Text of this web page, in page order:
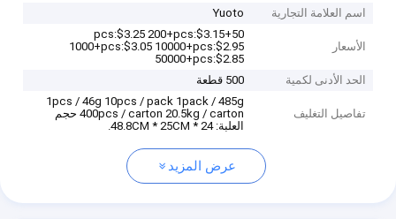
اسم العلامة التجارية
Yuoto
الأسعار
50+pcs:$3.25 200+pcs:$3.15
1000+pcs:$3.05 10000+pcs:$2.95
50000+pcs:$2.85
الحد الأدنى لكمية
500 قطعة
تفاصيل التغليف
1pcs / 46g 10pcs / pack 1pack / 485g
400pcs / carton 20.5kg / carton حجم
العلبة: 48.8CM * 25CM * 24.
عرض المزيد